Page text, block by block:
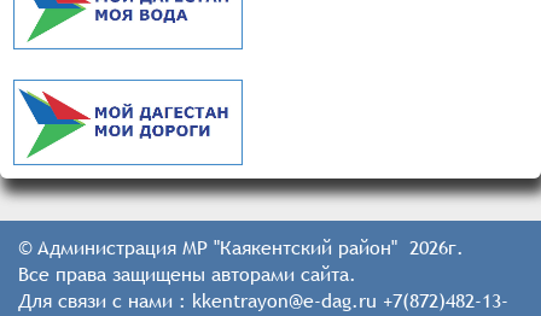
© Администрация МР "Каякентский район" 2026г.
Все права защищены авторами сайта.
Для связи с нами : kkentrayon@e-dag.ru +7(872)482-13-